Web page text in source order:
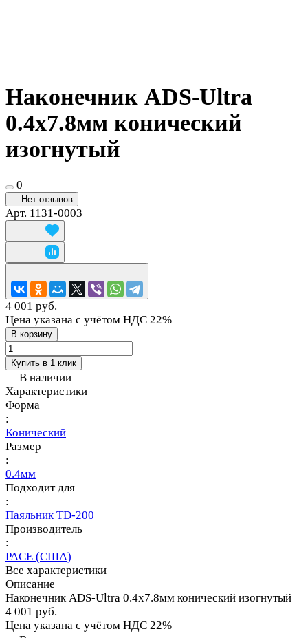
Наконечник ADS-Ultra
0.4х7.8мм конический
изогнутый
0
Нет отзывов
Арт. 1131-0003
4 001 руб.
Цена указана с учётом НДС 22%
В корзину
Купить в 1 клик
В наличии
Характеристики
Форма
:
Конический
Размер
:
0.4мм
Подходит для
:
Паяльник TD-200
Производитель
:
PACE (США)
Все характеристики
Описание
Наконечник ADS-Ultra 0.4х7.8мм конический изогнутый
4 001 руб.
Цена указана с учётом НДС 22%